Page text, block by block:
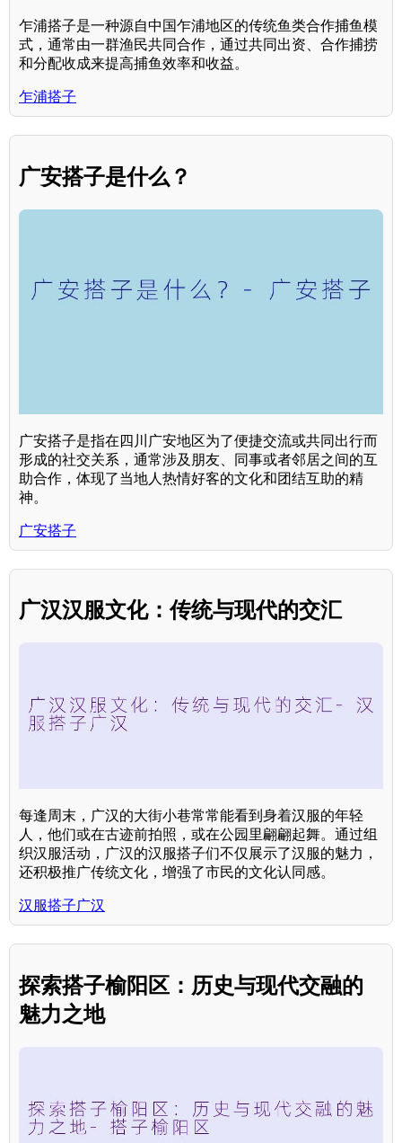
乍浦搭子是一种源自中国乍浦地区的传统鱼类合作捕鱼模
式，通常由一群渔民共同合作，通过共同出资、合作捕捞
和分配收成来提高捕鱼效率和收益。
乍浦搭子
广安搭子是什么？
广安搭子是指在四川广安地区为了便捷交流或共同出行而
形成的社交关系，通常涉及朋友、同事或者邻居之间的互
助合作，体现了当地人热情好客的文化和团结互助的精
神。
广安搭子
广汉汉服文化：传统与现代的交汇
每逢周末，广汉的大街小巷常常能看到身着汉服的年轻
人，他们或在古迹前拍照，或在公园里翩翩起舞。通过组
织汉服活动，广汉的汉服搭子们不仅展示了汉服的魅力，
还积极推广传统文化，增强了市民的文化认同感。
汉服搭子广汉
探索搭子榆阳区：历史与现代交融的
魅力之地